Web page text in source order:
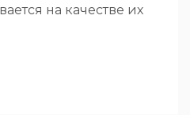
на качестве их